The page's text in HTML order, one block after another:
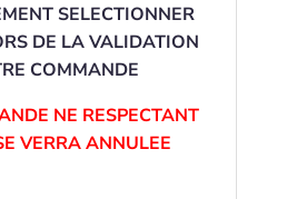
SELECTIONNER
DE LA VALIDATION
COMMANDE
NE RESPECTANT
VERRA ANNULEE